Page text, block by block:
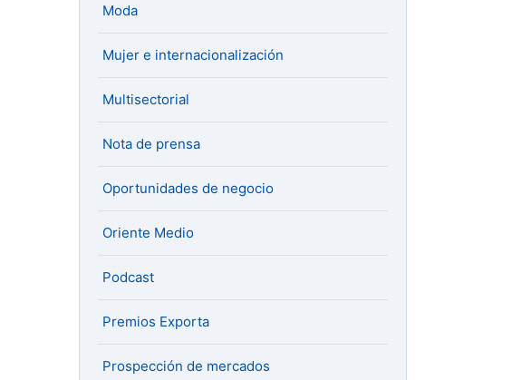
Moda
Mujer e internacionalización
Multisectorial
Nota de prensa
Oportunidades de negocio
Oriente Medio
Podcast
Premios Exporta
Prospección de mercados